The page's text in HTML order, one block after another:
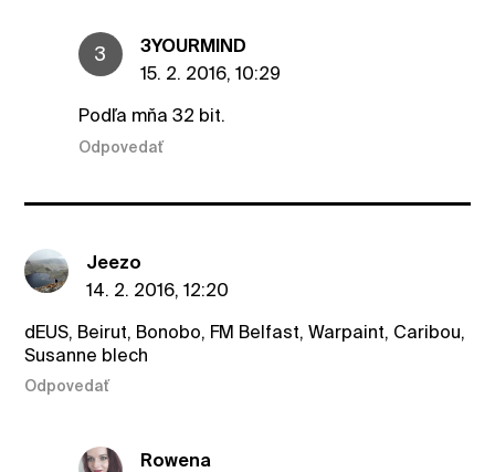
3
3YOURMIND
15. 2. 2016, 10:29
Podľa mňa 32 bit.
Odpovedať
Jeezo
14. 2. 2016, 12:20
dEUS, Beirut, Bonobo, FM Belfast, Warpaint, Caribou,
Susanne blech
Odpovedať
Rowena